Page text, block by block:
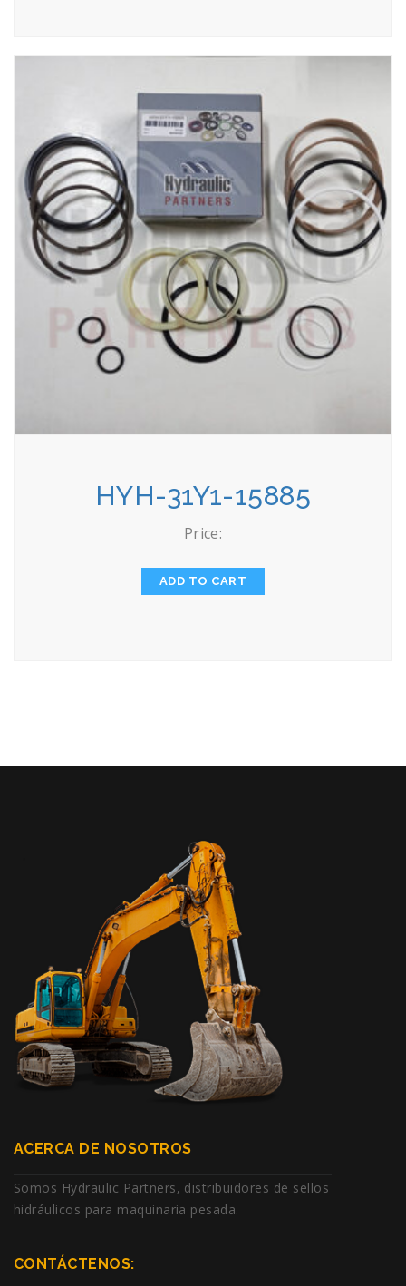
HYH-31Y1-15885
Price:
ADD TO CART
ACERCA DE NOSOTROS
Somos Hydraulic Partners, distribuidores de sellos
hidráulicos para maquinaria pesada.
CONTÁCTENOS: